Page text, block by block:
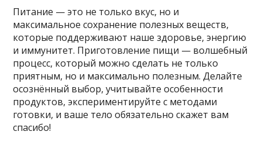
Питание — это не только вкус, но и
максимальное сохранение полезных веществ,
которые поддерживают наше здоровье, энергию
и иммунитет. Приготовление пищи — волшебный
процесс, который можно сделать не только
приятным, но и максимально полезным. Делайте
осознённый выбор, учитывайте особенности
продуктов, экспериментируйте с методами
готовки, и ваше тело обязательно скажет вам
спасибо!